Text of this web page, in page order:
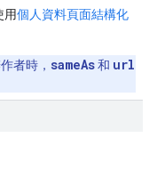
用個人資料頁面結構化
者時， sameAs和 url